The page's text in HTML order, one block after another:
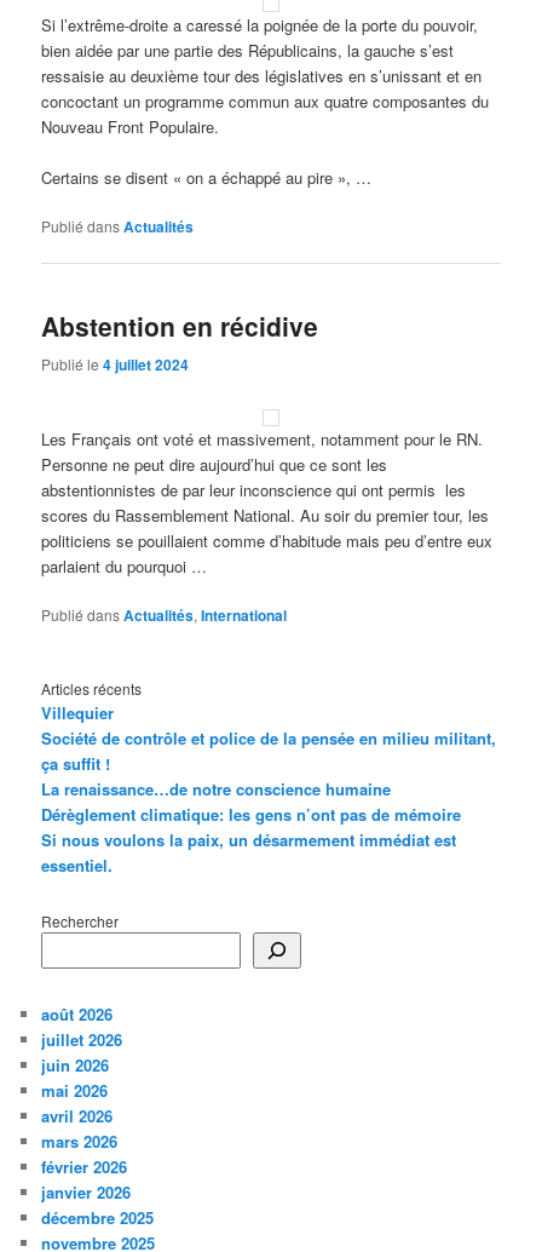
Si l’extrême-droite a caressé la poignée de la porte du pouvoir,
bien aidée par une partie des Républicains, la gauche s’est
ressaisie au deuxième tour des législatives en s’unissant et en
concoctant un programme commun aux quatre composantes du
Nouveau Front Populaire.
Certains se disent « on a échappé au pire », …
Publié dansActualités
Abstention en récidive
Publié le4 juillet 2024
Les Français ont voté et massivement, notamment pour le RN.
Personne ne peut dire aujourd’hui que ce sont les
abstentionnistes de par leur inconscience qui ont permis les
scores du Rassemblement National. Au soir du premier tour, les
politiciens se pouillaient comme d’habitude mais peu d’entre eux
parlaient du pourquoi …
Publié dansActualités,International
Articles récents
Villequier
Société de contrôle et police de la pensée en milieu militant,
ça suffit !
La renaissance…de notre conscience humaine
Dérèglement climatique: les gens n’ont pas de mémoire
Si nous voulons la paix, un désarmement immédiat est
essentiel.
Rechercher
août 2026
juillet 2026
juin 2026
mai 2026
avril 2026
mars 2026
février 2026
janvier 2026
décembre 2025
novembre 2025